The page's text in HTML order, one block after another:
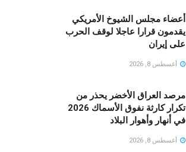
أعضاء مجلس الشيوخ الأمريكي
يقدمون قرارا عاجلا لوقف الحرب
على إيران
أغسطس 8, 2026
مرصد العراق الأخضر يحذر من
تكرار كارثة نفوق الأسماك 2026
في أنهار وأهوار البلاد
أغسطس 8, 2026